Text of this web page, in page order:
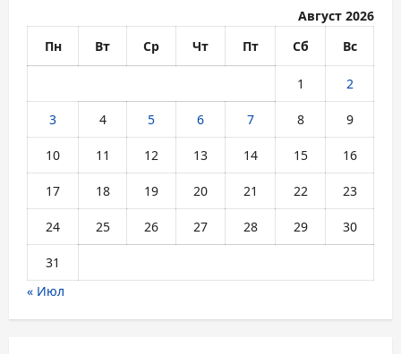
Август 2026
Пн
Вт Ср Чт Пт Сб Вс
1 2
3 4 5 6 7 8 9
10 11 12 13 14 15 16
17 18 19 20 21 22 23
24 25 26 27 28 29 30
31
« Июл